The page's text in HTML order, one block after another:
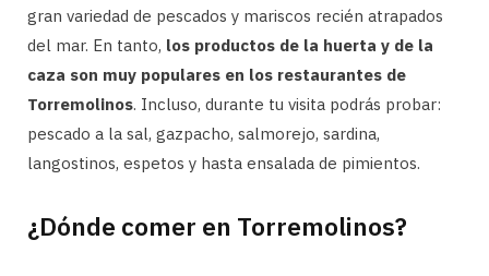
gran variedad de pescados y mariscos recién atrapados
del mar. En tanto, los productos de la huerta y de la
caza son muy populares en los restaurantes de
Torremolinos. Incluso, durante tu visita podrás probar:
pescado a la sal, gazpacho, salmorejo, sardina,
langostinos, espetos y hasta ensalada de pimientos.
¿Dónde comer en Torremolinos?